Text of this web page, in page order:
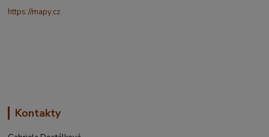
https://mapy.cz
Kontakty